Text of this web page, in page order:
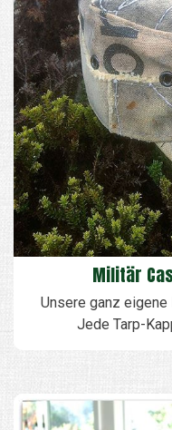
Militär
Unsere ganz
Jede Tarp-